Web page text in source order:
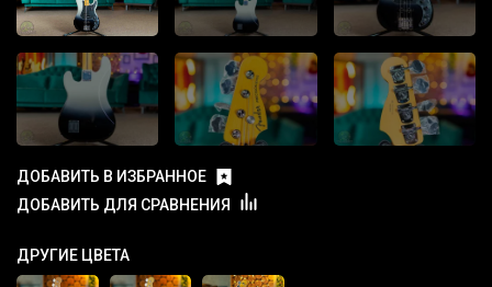
ДОБАВИТЬ В ИЗБРАННОЕ
ДОБАВИТЬ ДЛЯ СРАВНЕНИЯ
ДРУГИЕ ЦВЕТА